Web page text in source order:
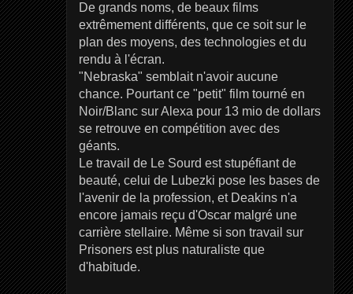
De grands noms, de beaux films
extrêmement différents, que ce soit sur le
plan des moyens, des technologies et du
rendu à l'écran.
"Nebraska" semblait n'avoir aucune
chance. Pourtant ce "petit" film tourné en
Noir/Blanc sur Alexa pour 13 mio de dollars
se retrouve en compétition avec des
géants.
Le travail de Le Sourd est stupéfiant de
beauté, celui de Lubezki pose les bases de
l'avenir de la profession, et Deakins n'a
encore jamais reçu d'Oscar malgré une
carrière stellaire. Même si son travail sur
Prisoners est plus naturaliste que
d'habitude.